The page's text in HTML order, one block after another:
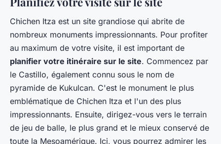
Chichen Itza est un site grandiose qui abrite de
nombreux monuments impressionnants. Pour profiter
au maximum de votre visite, il est important de
planifier votre itinéraire sur le site. Commencez par
le Castillo, également connu sous le nom de
pyramide de Kukulcan. C'est le monument le plus
emblématique de Chichen Itza et l'un des plus
impressionnants. Ensuite, dirigez-vous vers le terrain
de jeu de balle, le plus grand et le mieux conservé de
toute la Mesoamérique. Ici, vous pourrez admirer les